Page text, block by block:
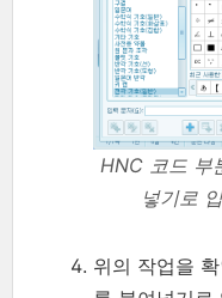
HNC 코드 부
넣기로
위의 작업을